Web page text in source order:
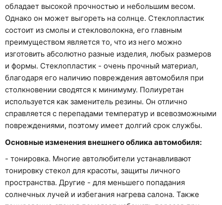
обладает высокой прочностью и небольшим весом.
Однако он может выгореть на солнце. Стеклопластик
состоит из смолы и стекловолокна, его главным
преимуществом является то, что из него можно
изготовить абсолютно разные изделия, любых размеров
и формы. Стеклопластик - очень прочный материал,
благодаря его наличию повреждения автомобиля при
столкновении сводятся к минимуму. Полиуретан
используется как заменитель резины. Он отлично
справляется с перепадами температур и всевозможными
повреждениями, поэтому имеет долгий срок службы.
Основные изменения внешнего облика автомобиля:
- тонировка. Многие автолюбители устанавливают
тонировку стекол для красоты, защиты личного
пространства. Другие - для меньшего попадания
солнечных лучей и избегания нагрева салона. Также